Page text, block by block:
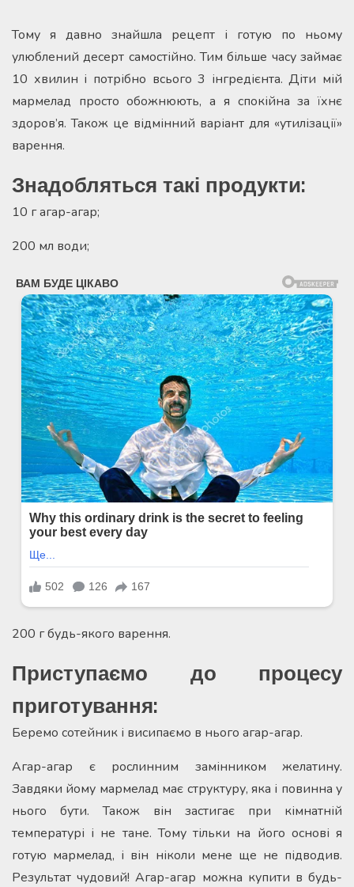
Тому я давно знайшла рецепт і готую по ньому
улюблений десерт самостійно. Тим більше часу займає
10 хвилин і потрібно всього 3 інгредієнта. Діти мій
мармелад просто обожнюють, а я спокійна за їхнє
здоров’я. Також це відмінний варіант для «утилізації»
варення.
Знадобляться такі продукти:
10 г агар-агар;
200 мл води;
200 г будь-якого варення.
Приступаємо до процесу
приготування:
Беремо сотейник і висипаємо в нього агар-агар.
Агар-агар є рослинним замінником желатину.
Завдяки йому мармелад має структуру, яка і повинна у
нього бути. Також він застигає при кімнатній
температурі і не тане. Тому тільки на його основі я
готую мармелад, і він ніколи мене ще не підводив.
Результат чудовий! Агар-агар можна купити в будь-